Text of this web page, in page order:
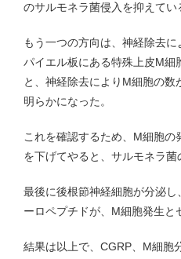
のサルモネラ菌侵入を抑えてい
もう一つの方向は、神経除去
パイエル板にある特殊上皮M細
と、神経除去によりM細胞の
明らかになった。
これを確認するため、M細胞
を下げてやると、サルモネラ
最後に後根節神経細胞が分泌
ーロペプチドが、M細胞発生
結果は以上で、CGRP、M細胞